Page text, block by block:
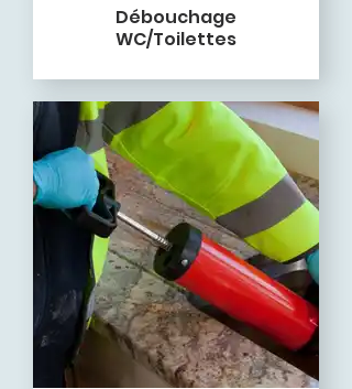
Débouchage
WC/Toilettes